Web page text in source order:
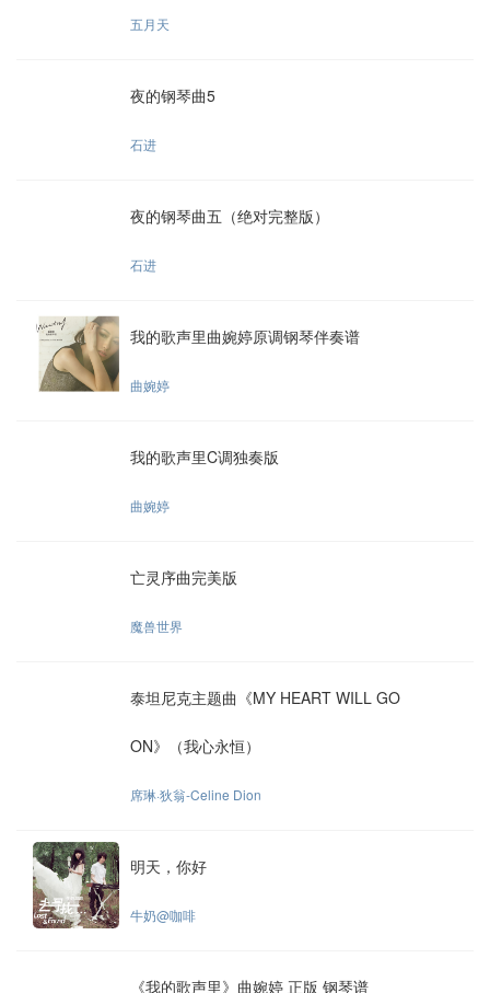
五月天
夜的钢琴曲5
石进
夜的钢琴曲五（绝对完整版）
石进
我的歌声里曲婉婷原调钢琴伴奏谱
曲婉婷
我的歌声里C调独奏版
曲婉婷
亡灵序曲完美版
魔兽世界
泰坦尼克主题曲《MY HEART WILL GO
ON》（我心永恒）
席琳·狄翁-Celine Dion
明天，你好
牛奶@咖啡
《我的歌声里》曲婉婷 正版 钢琴谱